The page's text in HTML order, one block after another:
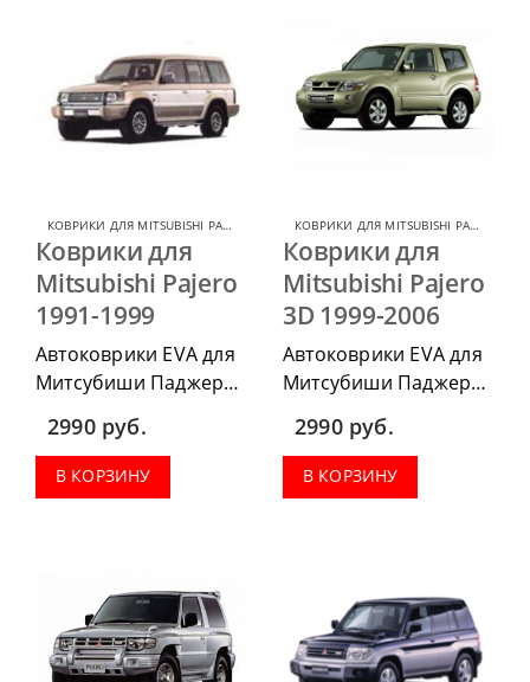
багажник.
багажник.
КОВРИКИ ДЛЯ MITSUBISHI PAJERO КОВРИКИ ДЛЯ MITSUBISHI
Коврики для
Mitsubishi Pajero
1991-1999
Автоковрики EVA для
Митсубиши Паджеро
приобрести в
комплектации:
водительский коврик,
2990 руб.
В КОРЗИНУ
КОВРИКИ ДЛЯ MITSUBISHI PAJERO
Коврики для
Mitsubishi Pajero
3D 1999-2006
Автоковрики EVA для
Митсубиши Паджеро
можно приобрести в
комплектации:
водительский коврик,
2990 руб.
В КОРЗИНУ